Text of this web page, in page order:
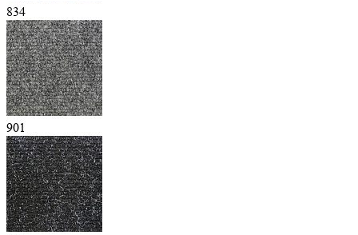
834
901